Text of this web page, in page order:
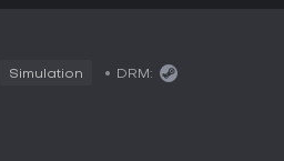
Simulation DRM: